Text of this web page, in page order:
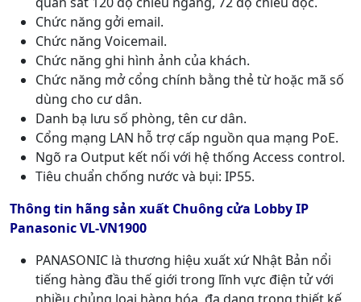
Chức năng gởi email.
Chức năng Voicemail.
Chức năng ghi hình ảnh của khách.
Chức năng mở cổng chính bằng thẻ từ hoặc mã số
dùng cho cư dân.
Danh bạ lưu số phòng, tên cư dân.
Cổng mạng LAN hỗ trợ cấp nguồn qua mạng PoE.
Ngõ ra Output kết nối với hệ thống Access control.
Tiêu chuẩn chống nước và bụi: IP55.
Thông tin hãng sản xuất Chuông cửa Lobby IP
Panasonic VL-VN1900
PANASONIC là thương hiệu xuất xứ Nhật Bản nổi
tiếng hàng đầu thế giới trong lĩnh vực điện tử với